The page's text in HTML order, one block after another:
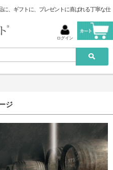
、ギフトに、プレゼントに喜ばれる丁寧な仕
ログイン
ジ